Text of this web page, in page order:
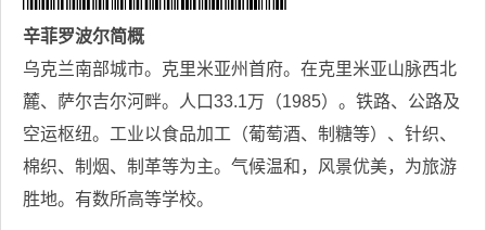
辛菲罗波尔简概
乌克兰南部城市。克里米亚州首府。在克里米亚山脉西北
麓、萨尔吉尔河畔。人口33.1万（1985）。铁路、公路及
空运枢纽。工业以食品加工（葡萄酒、制糖等）、针织、
棉织、制烟、制革等为主。气候温和，风景优美，为旅游
胜地。有数所高等学校。